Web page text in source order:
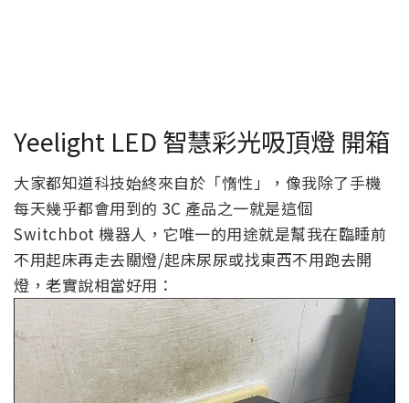
Yeelight LED 智慧彩光吸頂燈 開箱
大家都知道科技始終來自於「惰性」，像我除了手機
每天幾乎都會用到的 3C 產品之一就是這個
Switchbot 機器人，它唯一的用途就是幫我在臨睡前
不用起床再走去關燈/起床尿尿或找東西不用跑去開
燈，老實說相當好用：